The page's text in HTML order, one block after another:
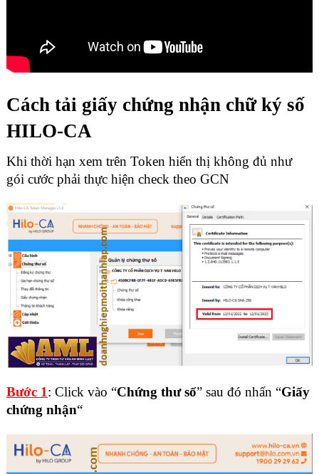
Cách tải giấy chứng nhận chữ ký số
HILO-CA
Khi thời hạn xem trên Token hiển thị không đủ như
gói cước phải thực hiện check theo GCN
Bước 1: Click vào “Chứng thư số” sau đó nhấn “Giấy
chứng nhận“